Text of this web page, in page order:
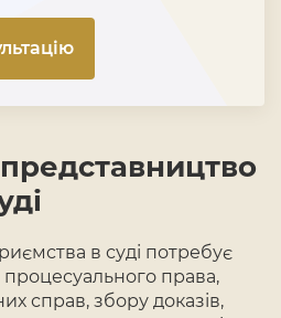
в суді потребує
права,
справ, збору доказів,